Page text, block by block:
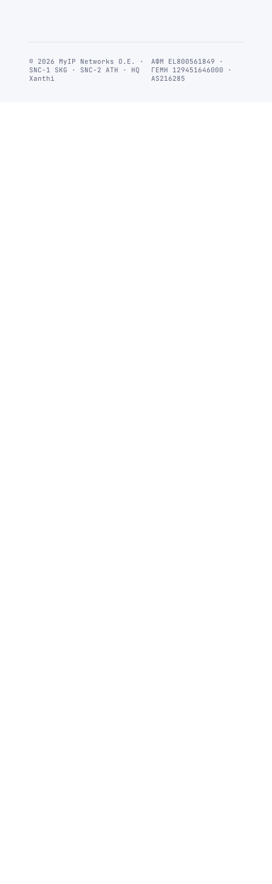
© 2026 MyIP Networks Ο.Ε. ·
SNC-1 SKG · SNC-2 ATH · HQ
Xanthi
ΑΦΜ EL800561849 ·
ΓΕΜΗ 129451646000 ·
AS216285